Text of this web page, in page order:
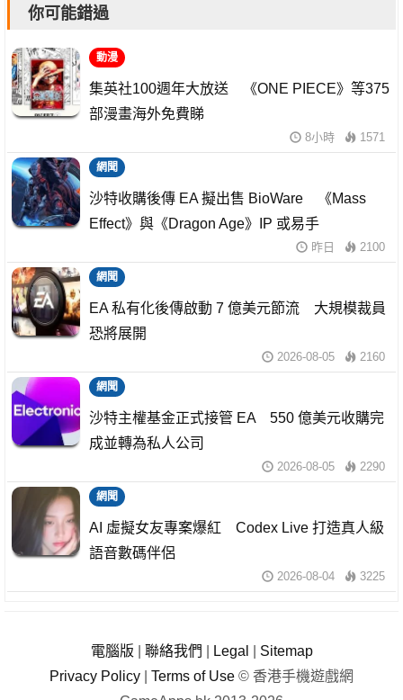
你可能錯過
動漫
集英社100週年大放送 《ONE PIECE》等375
部漫畫海外免費睇
8小時 1571
網聞
沙特收購後傳 EA 擬出售 BioWare 《Mass
Effect》與《Dragon Age》IP 或易手
昨日 2100
網聞
EA 私有化後傳啟動 7 億美元節流 大規模裁員
恐將展開
2026-08-05 2160
網聞
沙特主權基金正式接管 EA 550 億美元收購完
成並轉為私人公司
2026-08-05 2290
網聞
AI 虛擬女友專案爆紅 Codex Live 打造真人級
語音數碼伴侶
2026-08-04 3225
電腦版 聯絡我們 Legal
Sitemap
Privacy Policy
Terms of Use © 香港手機遊戲網